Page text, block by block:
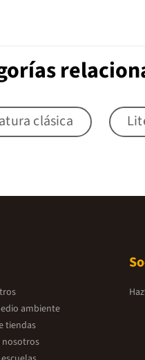
clásica
ambiente
tiendas
nosotros